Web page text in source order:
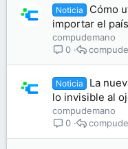
Noticia
Cómo
importar el
compudemano
0
Noticia
La
lo invisible al
compudemano
0